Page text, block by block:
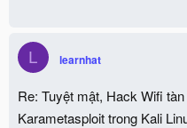
L learnhat
Re: Tuyệt mật, Hack Wifi
Karametasploit trong Kali